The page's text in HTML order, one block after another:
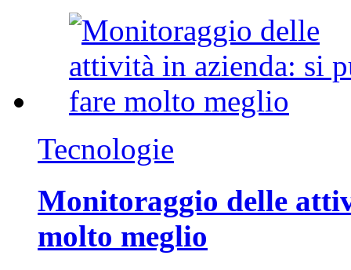
Tecnologie
Monitoraggio delle
molto meglio